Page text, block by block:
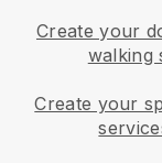
Create your
walking
Create your